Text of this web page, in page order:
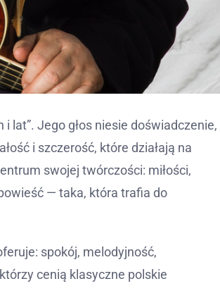
lat”. Jego głos niesie doświadczenie,
i szczerość, które działają na
swojej twórczości: miłości,
— taka, która trafia do
spokój, melodyjność,
cenią klasyczne polskie